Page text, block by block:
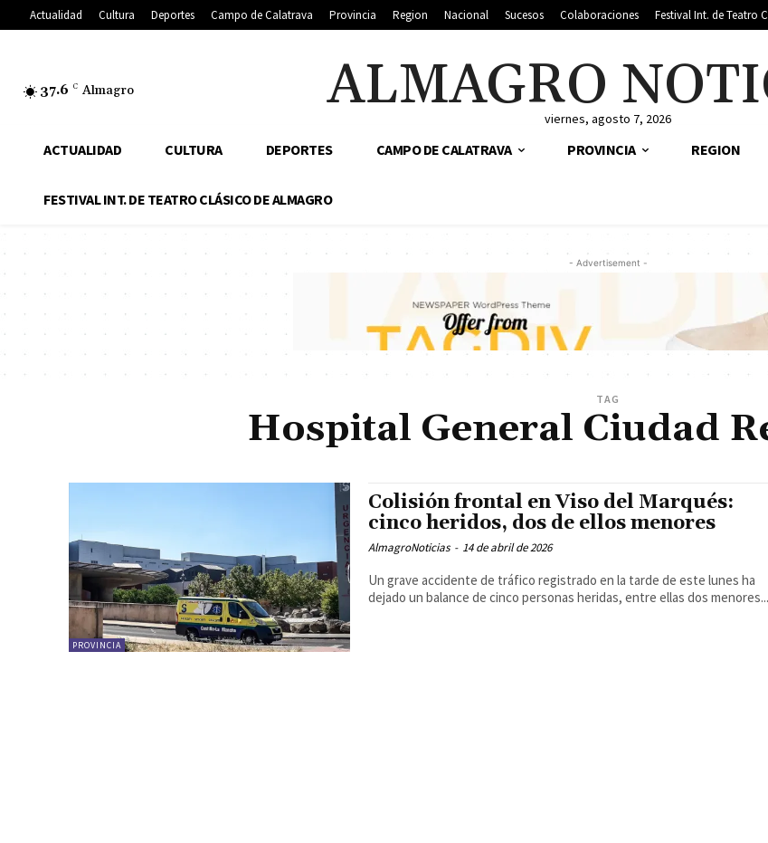
Actualidad Cultura Deportes Campo de Calatrava Provincia Region Nacional Sucesos Colaboraciones Festival Int. de Teatro
37.6 C Almagro ALMAGROviernes, agosto 7, 2026
ACTUALIDAD CULTURA DEPORTES CAMPO DE CALATRAVA PROVINCIA REGION
FESTIVAL INT. DE TEATRO CLÁSICO DE ALMAGRO
- Advertisement -
TAG
Hospital General Ciudad
PROVINCIA
Colisión frontal en Viso del Marqués:
cinco heridos, dos de ellos menores
AlmagroNoticias - 14 de abril de 2026
Un grave accidente de tráfico registrado en la tarde de este lunes ha
dejado un balance de cinco personas heridas, entre ellas dos menores...